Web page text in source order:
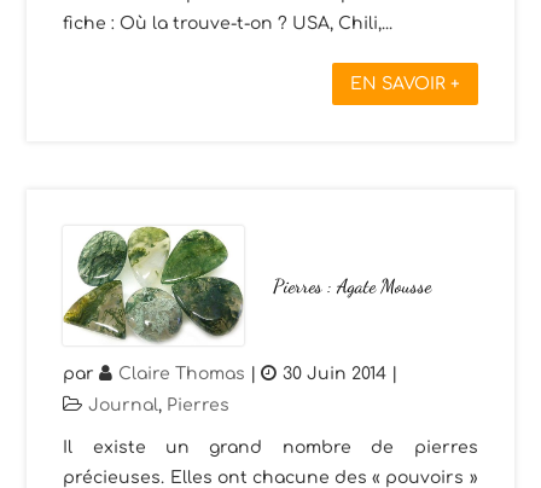
fiche : Où la trouve-t-on ? USA, Chili,...
EN SAVOIR +
Pierres : Agate Mousse
par Claire Thomas | 30 Juin 2014
Journal, Pierres
Il existe un grand nombre de pierres
précieuses. Elles ont chacune des « pouvoirs »